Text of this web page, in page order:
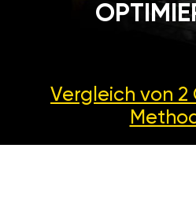
Vergleich von 2